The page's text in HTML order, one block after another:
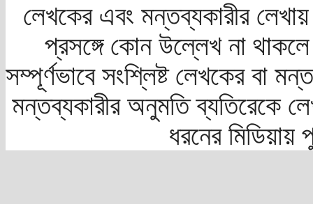
লেখকের এবং মন্তব্যকারীর
প্রসঙ্গে কোন উল্লেখ না
সম্পূর্ণভাবে সংশ্লিষ্ট লেখকের বা
মন্তব্যকারীর অনুমতি ব্যতিরেকে
ধরনের মিডিয়ায়